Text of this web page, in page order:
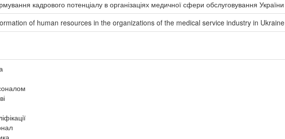
кадрового потенціалу в організаціях медичної сфери обслуговування України
of human resources in the organizations of the medical service industry in Ukraine